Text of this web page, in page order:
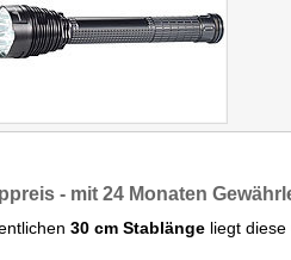
- mit 24 Monaten
30 cm Stablänge liegt diese